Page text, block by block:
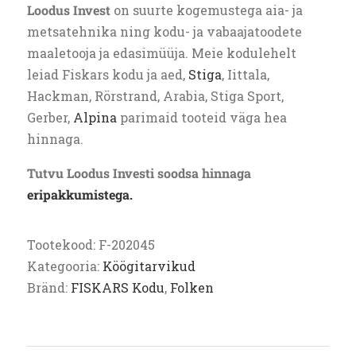
Loodus Investon suurte kogemustega aia- ja
metsatehnika ning kodu- ja vabaajatoodete
maaletooja ja edasimüüja. Meie kodulehelt
leiad Fiskars kodu ja aed, Stiga, Iittala,
Hackman, Rörstrand, Arabia, Stiga Sport,
Gerber, Alpina parimaid tooteid väga hea
hinnaga.
Tutvu Loodus Investi soodsa hinnaga
eripakkumistega.
Tootekood: F-202045
Kategooria: Köögitarvikud
Bränd: FISKARS Kodu, Folken